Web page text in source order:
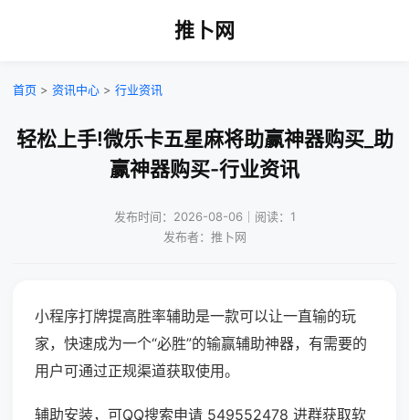
推卜网
首页 > 资讯中心 > 行业资讯
轻松上手!微乐卡五星麻将助赢神器购买_助
赢神器购买-行业资讯
发布时间：2026-08-06｜阅读：1
发布者：推卜网
小程序打牌提高胜率辅助是一款可以让一直输的玩
家，快速成为一个“必胜”的输赢辅助神器，有需要的
用户可通过正规渠道获取使用。
辅助安装，可QQ搜索申请 549552478 进群获取软